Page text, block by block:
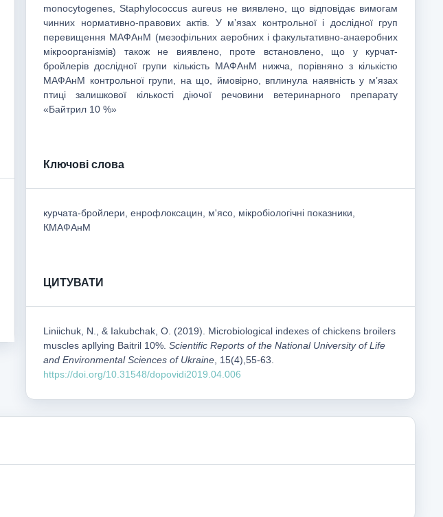
monocytogenes, Staphylococcus aureus не виявлено, що відповідає вимогам
чинних нормативно-правових актів. У мʼязах контрольної і дослідної груп
перевищення МАФАнМ (мезофільних аеробних і факультативно-анаеробних
мікроорганізмів) також не виявлено, проте встановлено, що у курчат-
бройлерів дослідної групи кількість МАФАнМ нижча, порівняно з кількістю
МАФАнМ контрольної групи, на що, ймовірно, вплинула наявність у мʼязах
птиці залишкової кількості діючої речовини ветеринарного препарату
«Байтрил 10 %»
Ключові слова
курчата-бройлери, енрофлоксацин, м'ясо, мікробіологічні показники,
КМАФАнМ
ЦИТУВАТИ
Liniichuk, N., & Iakubchak, О. (2019). Microbiological indexes of chickens broilers
muscles apllying Baitril 10%.Scientific Reports of the National University of Life
and Environmental Sciences of Ukraine , 15(4),55-63.
https://doi.org/10.31548/dopovidi2019.04.006